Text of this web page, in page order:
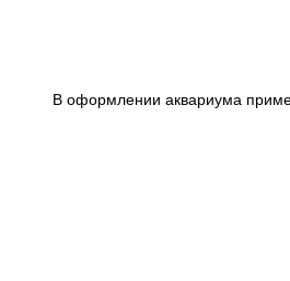
В оформлении аквариума